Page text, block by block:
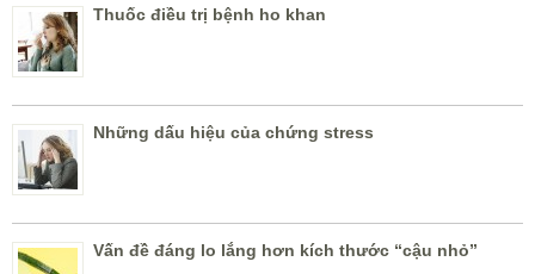
Thuốc điều trị bệnh ho khan
Những dấu hiệu của chứng stress
Vấn đề đáng lo lắng hơn kích thước “cậu nhỏ”